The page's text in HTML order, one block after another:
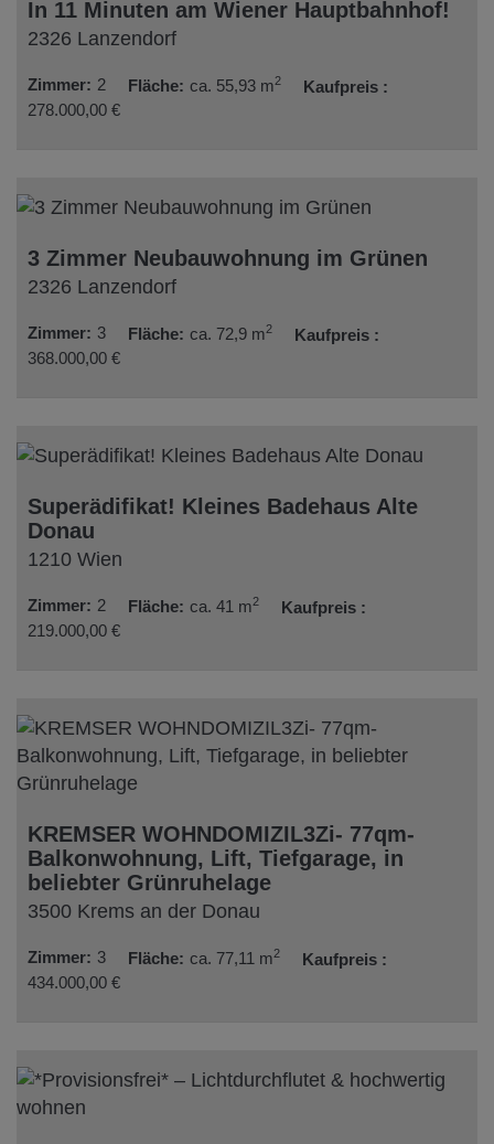
In 11 Minuten am Wiener Hauptbahnhof!
2326 Lanzendorf
Zimmer 2 Fläche ca. 55,93 m2
Kaufpreis
278.000,00 €
3 Zimmer Neubauwohnung im Grünen
2326 Lanzendorf
Zimmer 3 Fläche ca. 72,9 m2
Kaufpreis
368.000,00 €
Superädifikat! Kleines Badehaus Alte
Donau
1210 Wien
Zimmer 2 Fläche ca. 41 m2
Kaufpreis
219.000,00 €
KREMSER WOHNDOMIZIL3Zi- 77qm-
Balkonwohnung, Lift, Tiefgarage, in
beliebter Grünruhelage
3500 Krems an der Donau
Zimmer 3 Fläche ca. 77,11 m2
Kaufpreis
434.000,00 €